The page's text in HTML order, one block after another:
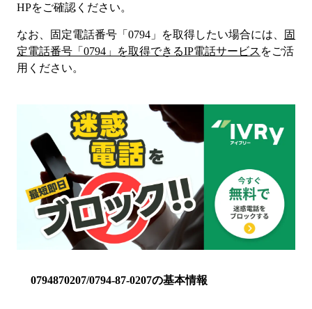
HPをご確認ください。
なお、固定電話番号「 0794 」を取得したい場合には、
固
定電話番号「 0794 」を取得できるIP電話サービス をご活
用ください。
0794870207/0794-87-0207の基本情報